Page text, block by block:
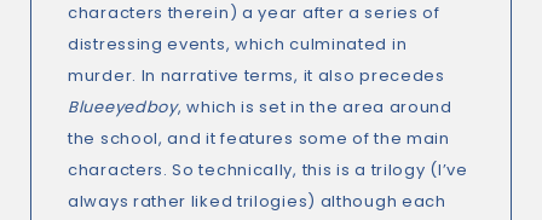
characters therein) a year after a series of
distressing events, which culminated in
murder. In narrative terms, it also precedes
Blueeyedboy, which is set in the area around
the school, and it features some of the main
characters. So technically, this is a trilogy (I’ve
always rather liked trilogies) although each